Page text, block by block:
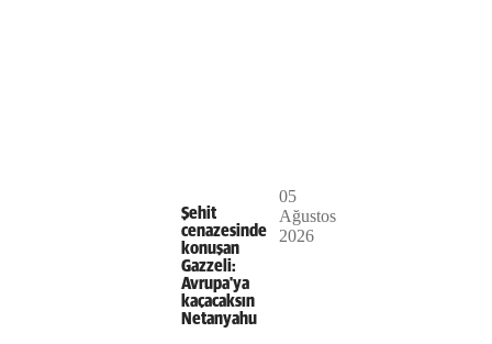
Video
Şehit
cenazesinde
konuşan
Gazzeli:
Avrupa'ya
kaçacaksın
Netanyahu
05
Ağustos
2026